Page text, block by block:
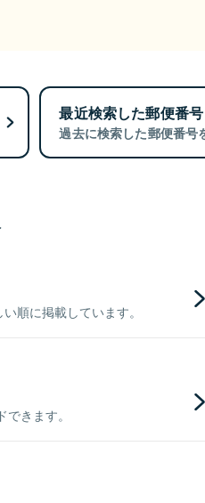
最近検索した郵便番号
過去に検索した郵便番号
順に掲載しています。
きます。